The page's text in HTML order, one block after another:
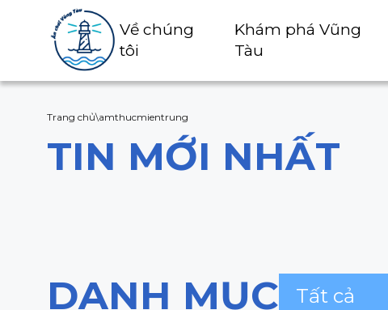
Về chúng
tôi
Khám phá Vũng
Tàu
Trang chủ\amthucmientrung
TIN MỚI NHẤT
DANH MỤC Tất cả